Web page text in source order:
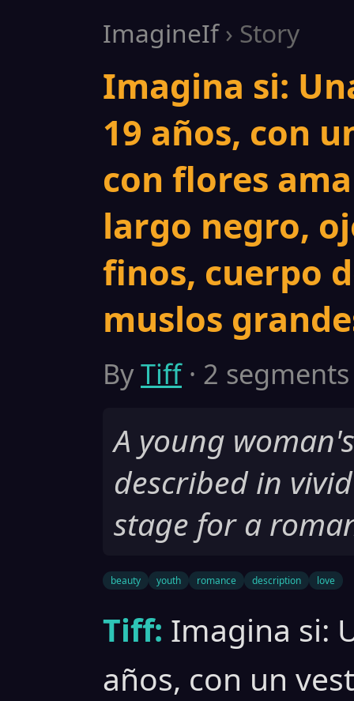
ImagineIf› Story
Imagina si:
19 años, con
con flores
largo negro,
finos, cuerpo
muslos
ByTiff· 2
A young
described in
stage for a
beauty youth romance description love
Tiff: Imagina si:
años, con un